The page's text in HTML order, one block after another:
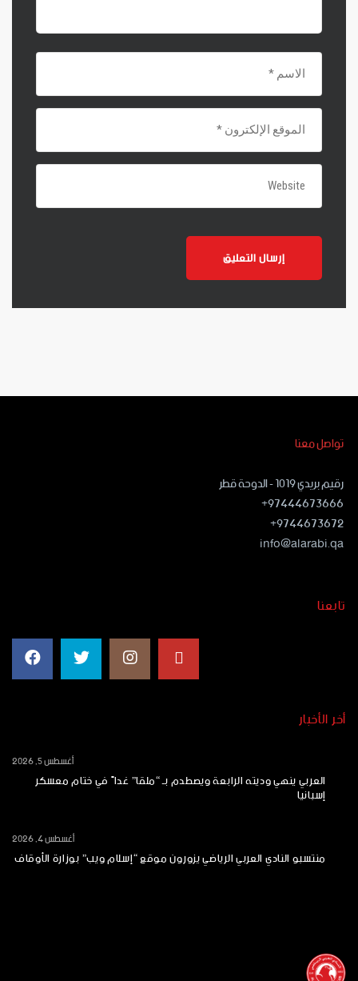
تواصل معنا
رقيم بريدي ١٠١٩ - الدوحة قطر
97444673666+
9744673672+
info@alarabi.qa
تابعنا
أخر الأخبار
العربي ينهي وديته الرابعة ويصطدم بـ “ملقا” غداً في ختام معسكر
إسبانيا
أغسطس 5, 2026
منتسبو النادي العربي الرياضي يزورون موقع “إسلام ويب” بوزارة الأوقاف
أغسطس 4, 2026